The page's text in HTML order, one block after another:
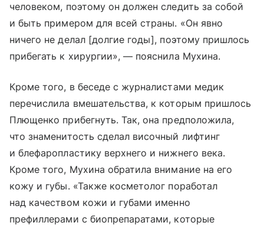
человеком, поэтому он должен следить за собой
и быть примером для всей страны. «Он явно
ничего не делал [долгие годы], поэтому пришлось
прибегать к хирургии», — пояснила Мухина.
Кроме того, в беседе с журналистами медик
перечислила вмешательства, к которым пришлось
Плющенко прибегнуть. Так, она предположила,
что знаменитость сделал височный лифтинг
и блефаропластику верхнего и нижнего века.
Кроме того, Мухина обратила внимание на его
кожу и губы. «Также косметолог поработал
над качеством кожи и губами именно
префиллерами с биопрепаратами, которые